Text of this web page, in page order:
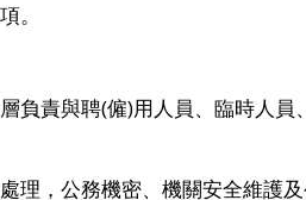
。
負責與聘(僱)用人員、臨時人
理，公務機密、機關安全維護